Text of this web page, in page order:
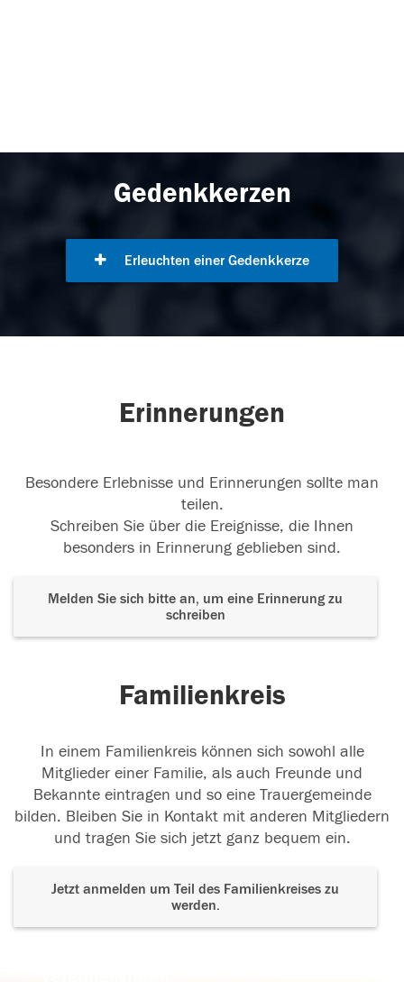
Gedenkkerzen
Erleuchten einer Gedenkkerze
Erinnerungen
Besondere Erlebnisse und Erinnerungen sollte man
teilen.
Schreiben Sie über die Ereignisse, die Ihnen
besonders in Erinnerung geblieben sind.
Melden Sie sich bitte an, um eine Erinnerung zu
schreiben
Familienkreis
In einem Familienkreis können sich sowohl alle
Mitglieder einer Familie, als auch Freunde und
Bekannte eintragen und so eine Trauergemeinde
bilden. Bleiben Sie in Kontakt mit anderen Mitgliedern
und tragen Sie sich jetzt ganz bequem ein.
Jetzt anmelden um Teil des Familienkreises zu
werden.